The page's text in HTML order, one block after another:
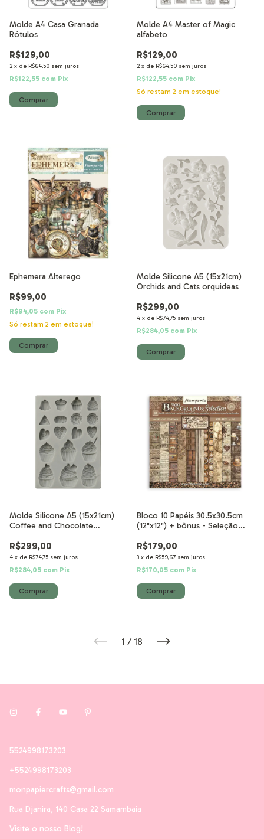
Molde A4 Casa Granada
Rótulos
R$129,00
2 x de R$64,50 sem juros
R$122,55 com Pix
Molde A4 Master of Magic
alfabeto
R$129,00
2 x de R$64,50 sem juros
R$122,55 com Pix
Só restam 2 em estoque!
Ephemera Alterego
R$99,00
R$94,05 com Pix
Só restam 2 em estoque!
Molde Silicone A5 (15x21cm)
Orchids and Cats orquideas
R$299,00
4 x de R$74,75 sem juros
R$284,05 com Pix
Molde Silicone A5 (15x21cm)
Coffee and Chocolate
R$299,00
4 x de R$74,75 sem juros
R$284,05 com Pix
Bloco 10 Papéis 30.5x30.5cm
(12"x12") + bônus - Seleção
Chocolate
R$179,00
3 x de R$59,67 sem juros
R$170,05 com Pix
1 / 18
5524998173203
+5524998173203
monpapiercrafts@gmail.com
Rua Djanira, 140 Casa 22 Samambaia
Visite o nosso Blog!